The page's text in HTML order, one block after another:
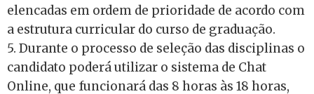
elencadas em ordem de prioridade de acordo com
a estrutura curricular do curso de graduação.
5. Durante o processo de seleção das disciplinas o
candidato poderá utilizar o sistema de Chat
Online, que funcionará das 8 horas às 18 horas,